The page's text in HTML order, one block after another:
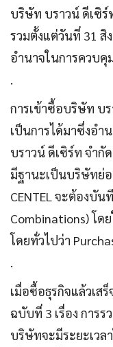
บริษัท บราวน์ ดีเซิร์
รวมตั้งแต่วันที่ 31 สิ
อำนาจในการควบคุ
.
การเข้าซื้อบริษัท บร
เป็นการได้มาซึ่งอ
บราวน์ ดีเซิร์ท จำกั
มีฐานะเป็นบริษัทย่
CENTEL จะต้องบัน
Combinations) โด
โดยทั่วไปว่า
.
เมื่อซื้อธุรกิจแล้วเส
ฉบับที่ 3 เรื่อง การร
บริษัทจะมีระยะเวล